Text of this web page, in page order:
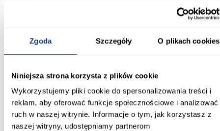
Zgoda Szczegóły O plikach cookies
Niniejsza strona korzysta z plików cookie
Wykorzystujemy pliki cookie do spersonalizowania treści i
reklam, aby oferować funkcje społecznościowe i analizować
ruch w naszej witrynie. Informacje o tym, jak korzystasz z
naszej witryny, udostępniamy partnerom
Rodzaj asortymentu:
Tapicerowane:
nietapicerowane
Styl:
klasyczny